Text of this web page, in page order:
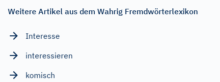
Weitere Artikel aus dem Wahrig Fremdwörterlexikon
Interesse
interessieren
komisch